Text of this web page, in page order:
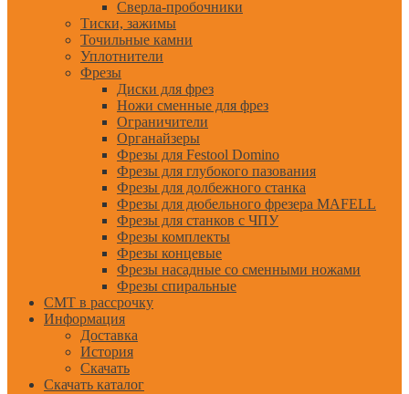
Сверла-пробочники
Тиски, зажимы
Точильные камни
Уплотнители
Фрезы
Диски для фрез
Ножи сменные для фрез
Ограничители
Органайзеры
Фрезы для Festool Domino
Фрезы для глубокого пазования
Фрезы для долбежного станка
Фрезы для дюбельного фрезера MAFELL
Фрезы для станков с ЧПУ
Фрезы комплекты
Фрезы концевые
Фрезы насадные со сменными ножами
Фрезы спиральные
CMT в рассрочку
Информация
Доставка
История
Скачать
Скачать каталог